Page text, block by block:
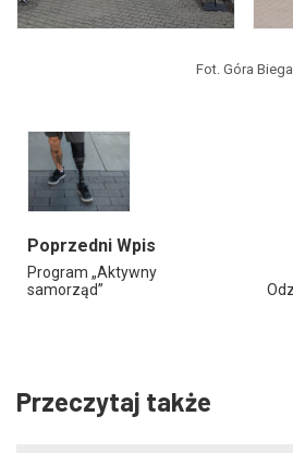
Fot. Góra Biega
Poprzedni Wpis
Program „Aktywny
samorząd”
Przeczytaj także